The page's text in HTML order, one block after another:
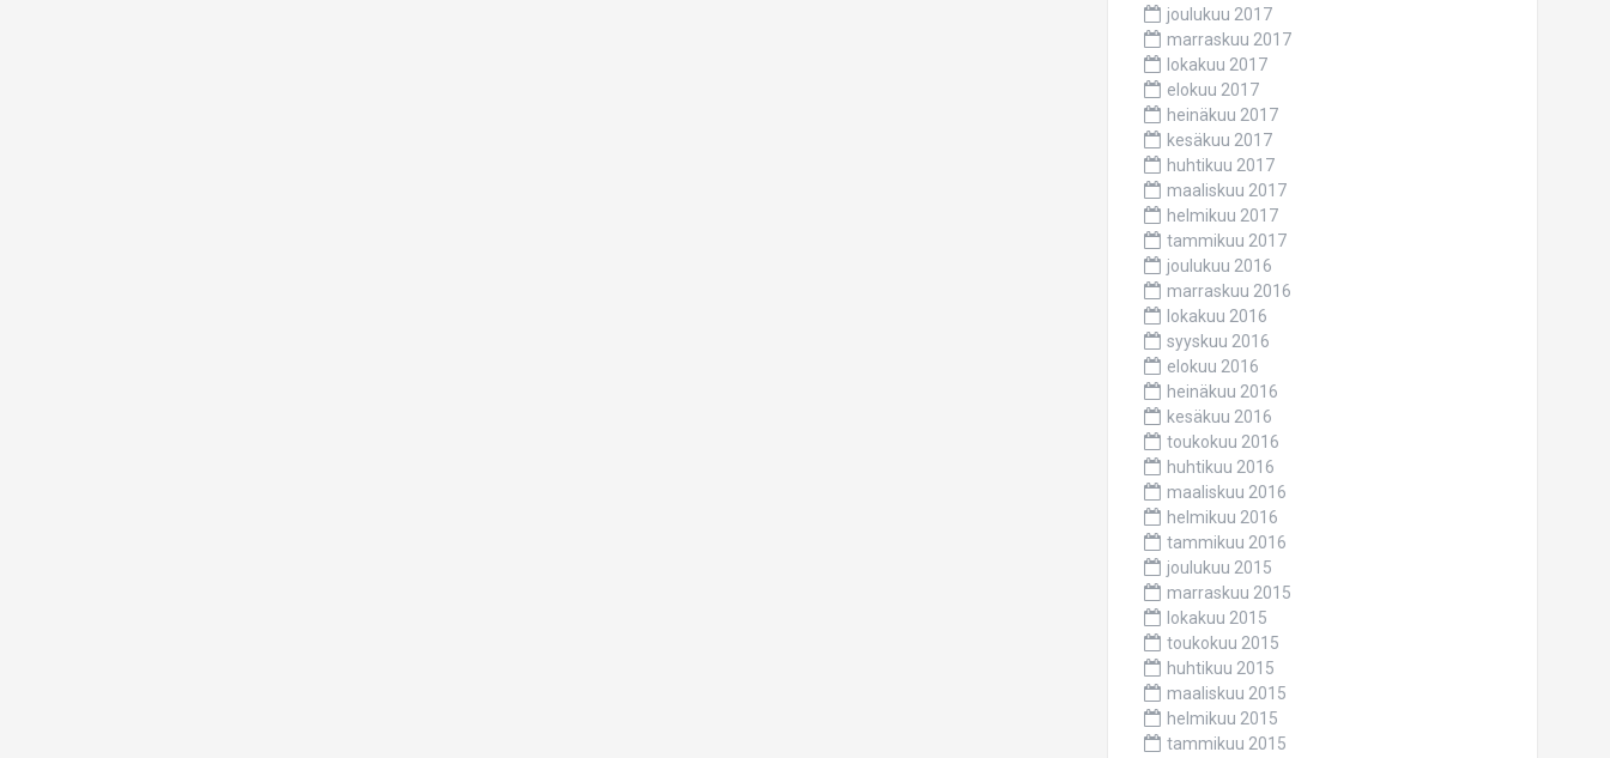
joulukuu 2017
marraskuu 2017
lokakuu 2017
elokuu 2017
heinäkuu 2017
kesäkuu 2017
huhtikuu 2017
maaliskuu 2017
helmikuu 2017
tammikuu 2017
joulukuu 2016
marraskuu 2016
lokakuu 2016
syyskuu 2016
elokuu 2016
heinäkuu 2016
kesäkuu 2016
toukokuu 2016
huhtikuu 2016
maaliskuu 2016
helmikuu 2016
tammikuu 2016
joulukuu 2015
marraskuu 2015
lokakuu 2015
toukokuu 2015
huhtikuu 2015
maaliskuu 2015
helmikuu 2015
tammikuu 2015